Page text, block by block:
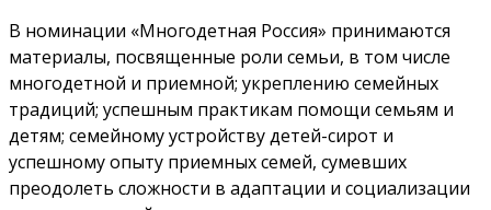
В номинации «Многодетная Россия» принимаются
материалы, посвященные роли семьи, в том числе
многодетной и приемной; укреплению семейных
традиций; успешным практикам помощи семьям и
детям; семейному устройству детей-сирот и
успешному опыту приемных семей, сумевших
преодолеть сложности в адаптации и социализации